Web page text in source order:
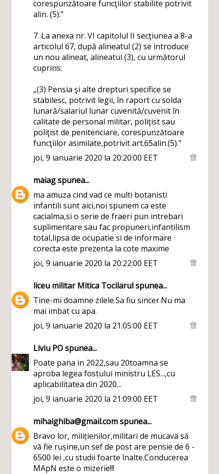
corespunzătoare funcţiilor stabilite potrivit
alin. (5)."
7. La anexa nr. VI capitolul II secţiunea a 8-a
articolul 67, după alineatul (2) se introduce
un nou alineat, alineatul (3), cu următorul
cuprins:
„(3) Pensia şi alte drepturi specifice se
stabilesc, potrivit legii, în raport cu solda
lunară/salariul lunar cuvenită/cuvenit în
calitate de personal militar, poliţist sau
poliţist de penitenciare, corespunzătoare
funcţiilor asimilate,potrivit art.65alin.(5)."
joi, 9 ianuarie 2020 la 20:20:00 EET
maiagspunea...
ma amuza cind vad ce multi botanisti
infantili sunt aici,noi spunem ca este
cacialma,si o serie de fraeri pun intrebari
suplimentare sau fac propuneri,infantilism
total,lipsa de ocupatie si de informare
corecta este prezenta la cote maxime
joi, 9 ianuarie 2020 la 20:22:00 EET
liceu militar Mitica Tocilarulspunea...
Tine-mi doamne zilele.Sa fiu sincer.Nu ma
mai imbat cu apa.
joi, 9 ianuarie 2020 la 21:05:00 EET
Liviu POspunea...
Poate pana in 2022,sau 20toamna se
aproba legea fostului ministru LES...,cu
aplicabilitatea din 2020...
joi, 9 ianuarie 2020 la 21:09:00 EET
mihaighiba@gmail.comspunea...
Bravo lor, milițienilor,militari de mucava să
vă fie rușine,un sef de post are pensie de 6 -
6500 lei ,cu studii foarte înalte.Conducerea
MApN este o mizerie!!!